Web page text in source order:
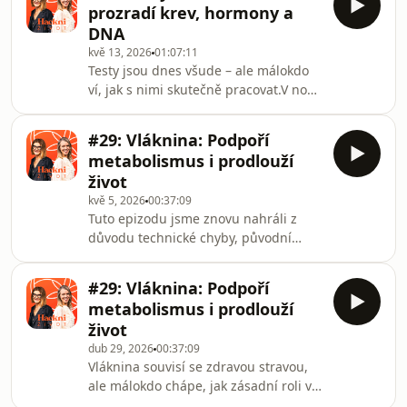
vysvětlují, proč reflux často nevzniká z
nadbytku žaludeční kyseliny, ale
naopak z jejího nedostatku, a proč
dlouhodobé tlumení příznaků nemusí
řešit skutečnou příčinu.Dozvíte se, jak
reflux souvisí se stresem, věkem,
alkohol
prozradí krev, hormony a
DNA
kvě 13, 202601:07:11
Testy jsou dnes všude – ale málokdo
ví, jak s nimi skutečně pracovat.V nové
Michaela Kačena a Irena Hončlová
spolu s naturopaty Lukášem Bulínem
a Dariou Panáčovou vysvětlují, proč je
klíčová správná interpretace výsledků
a jak z testů udělat praktický návod
pro vlastní zdraví. Od běžných
krevních testů přes DNA až po
mikrobiom a h
#29: Vláknina: Podpoří
metabolismus i prodlouží
život
kvě 5, 202600:37:09
Tuto epizodu jsme znovu nahráli z
důvodu technické chyby, původní
upozornění na tento problém a
omlouváme se za komplikace.Vláknina
souvisí se zdravou stravou, ale
málokdo chápe, jak zásadní roli v
našem životě hraje. V nové epizodě
podcastu Hackni život se ukazuje jako
#29: Vláknina: Podpoří
metabolismus i prodlouží
život
dub 29, 202600:37:09
Vláknina souvisí se zdravou stravou,
ale málokdo chápe, jak zásadní roli v